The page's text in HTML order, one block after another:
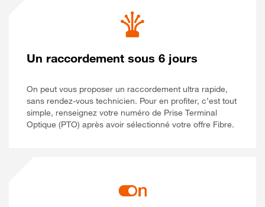
Un raccordement sous 6 jours
On peut vous proposer un raccordement ultra rapide,
sans rendez-vous technicien. Pour en profiter, c’est tout
simple, renseignez votre numéro de Prise Terminal
Optique (PTO) après avoir sélectionné votre offre Fibre.